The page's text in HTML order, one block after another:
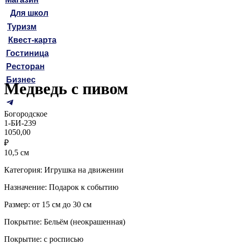
Для школ
Туризм
Квест-карта
Гостиница
Ресторан
Бизнес
Медведь с пивом
Богородское
1-БИ-239
1050,00
₽
10,5 см
Категория: Игрушка на движении
Назначение: Подарок к событию
Размер: от 15 см до 30 см
Покрытие: Бельём (неокрашенная)
Покрытие: с росписью